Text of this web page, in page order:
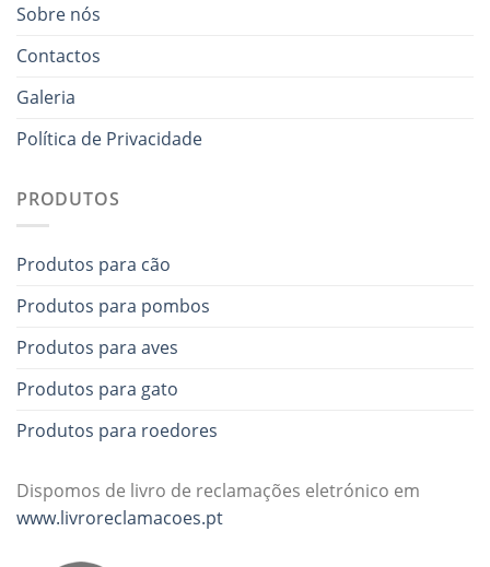
Sobre nós
Contactos
Galeria
Política de Privacidade
PRODUTOS
Produtos para cão
Produtos para pombos
Produtos para aves
Produtos para gato
Produtos para roedores
Dispomos de livro de reclamações eletrónico em
www.livroreclamacoes.pt